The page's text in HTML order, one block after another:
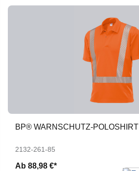
BP® WARNSCHUTZ-POLOSHIRT
2132-261-85
Ab 88,98 €*